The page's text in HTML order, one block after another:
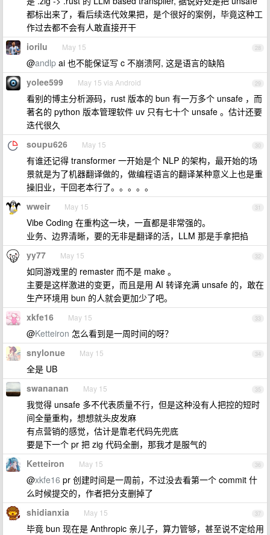
都标出来了，看后续迭代效果把，是个很好的案例，毕竟这种工
作过去都不会有人敢直接开干
28
iorilu May 15
@andlp ai 也不能保证写 c 不崩溃阿, 这是语言的缺陷
29
yolee599 May 15 via Android
看别的博主分析源码，rust 版本的 bun 有一万多个 unsafe ，而
著名的 python 版本管理软件 uv 只有七十个 unsafe 。估计还要
迭代很久
30
soupu626 May 15
有谁还记得 transformer 一开始是个 NLP 的架构，最开始的场
景就是为了机器翻译做的，做编程语言的翻译某种意义上也是重
操旧业，干回老本行了。。。。。
31
wweir May 15
Vibe Coding 在重构这一块，一直都是非常强的。
业务、边界清晰，要的无非是翻译的活，LLM 那是手拿把掐
32
yy77 May 15
如同游戏里的 remaster 而不是 make 。
主要是这样激进的变更，而且是用 AI 转译充满 unsafe 的，敢在
生产环境用 bun 的人就会更加少了吧。
33
xkfe16 May 15
@Ketteiron 怎么看到是一周时间的呀？
34
snylonue May 15
全是 UB
35
swananan May 15
我觉得 unsafe 多不代表质量不行，但是这种没有人把控的短时
间全量重构，想想就头皮发麻
有点营销的感觉，估计是靠老代码先兜底
要是下一个 pr 把 zig 代码全删，那我才是服气的
36
Ketteiron May 15
@xkfe16 pr 创建时间是一周前，不过没去看第一个 commit 什
么时候提交的，作者把分支删掉了
37
shidianxia May 15
毕竟 bun 现在是 Anthropic 亲儿子，算力管够，甚至说不定给用